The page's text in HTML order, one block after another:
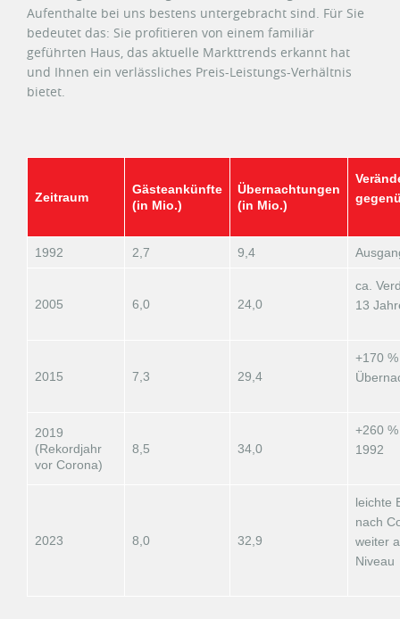
Aufenthalte bei uns bestens untergebracht sind. Für Sie
bedeutet das: Sie profitieren von einem familiär
geführten Haus, das aktuelle Markttrends erkannt hat
und Ihnen ein verlässliches Preis-Leistungs-Verhältnis
bietet.
Zeitraum
Gästeankünfte
(in Mio.)
Übernachtungen
(in Mio.)
1992 2,7 9,4
2005 6,0 24,0
ca.
13
2015 7,3 29,4
+170
2019
(Rekordjahr
vor Corona)
8,5 34,0
+260
1992
2023 8,0 32,9
leichte
nach
weiter
Niveau